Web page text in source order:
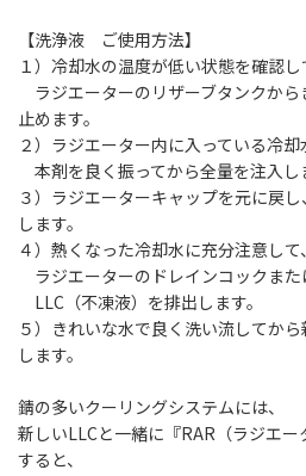
【洗浄液 ご使用方法】
１）冷却水の温度が低い状態を確認し
ラジエーターのリザーブタンクか
止めます。
２）ラジエーター内に入っている冷却
本剤を良く振ってから全量を注入し
３）ラジエーターキャップを元に戻
します。
４）熱くなった冷却水に充分注意して、
ラジエーターのドレインコックまた
LLC（不凍液）を排出します。
５）きれいな水で良く洗い流してか
します。
錆の多いクーリングシステムには、
新しいLLCと一緒に『RAR（ラジエ
すると、